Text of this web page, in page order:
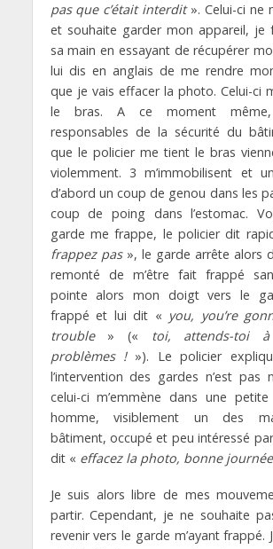
pas que c’était interdit». Celui-ci ne
et souhaite garder mon appareil, je
sa main en essayant de récupérer
lui dis en anglais de me rendre
que je vais effacer la photo. Celui-ci
le bras. A ce moment
responsables de la sécurité du
que le policier me tient le bras
violemment. 3 m’immobilisent et
d’abord un coup de genou dans les
coup de poing dans l’estomac.
garde me frappe, le policier dit
frappez pas», le garde arrête alors
remonté de m’être fait frappé
pointe alors mon doigt vers le
frappé et lui dit « you, you’re
trouble» (« toi, attends-toi
problèmes !»). Le policier
l’intervention des gardes n’est pas
celui-ci m’emmène dans une
homme, visiblement un des
bâtiment, occupé et peu intéressé
dit « effacez la photo, bonne journée
Je suis alors libre de mes
partir. Cependant, je ne souhaite
revenir vers le garde m’ayant frappé.